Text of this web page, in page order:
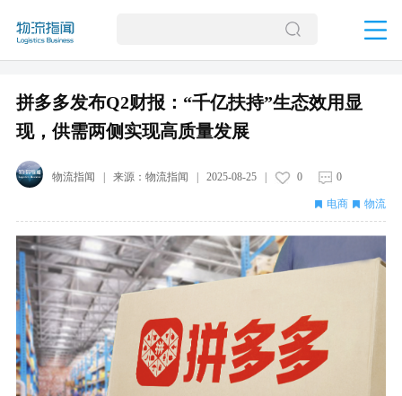
拼多多发布Q2财报：“千亿扶持”生态效用显
现，供需两侧实现高质量发展
物流指闻 | 来源： 物流指闻 2025-08-25| 0 0
电商 物流